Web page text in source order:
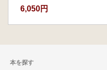
6,050円
本を探す